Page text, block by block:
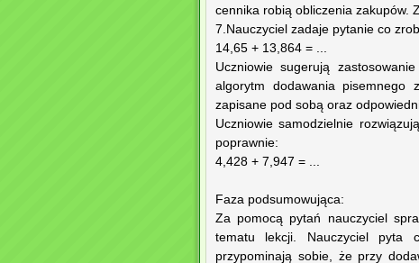
cennika robią obliczenia zakupów.
7.Nauczyciel zadaje pytanie co
14,65 + 13,864 = ...
Uczniowie sugerują
algorytm dodawania pisemnego
zapisane pod sobą oraz
Uczniowie samodzielnie
poprawnie:
4,428 + 7,947 = ...
Faza podsumowująca:
Za pomocą pytań nauczyciel
tematu lekcji. Nauczyciel pyta
przypominają sobie, że przy